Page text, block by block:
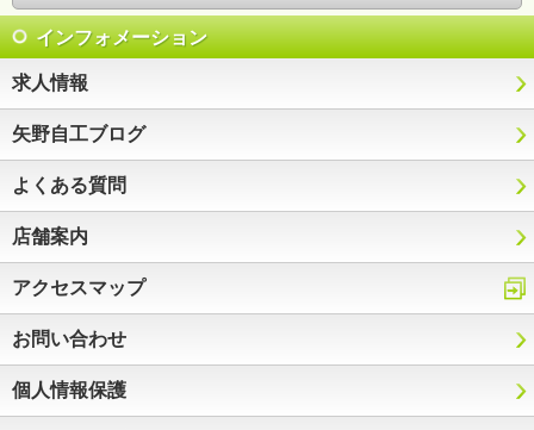
インフォメーション
求人情報
矢野自工ブログ
よくある質問
店舗案内
アクセスマップ
お問い合わせ
個人情報保護